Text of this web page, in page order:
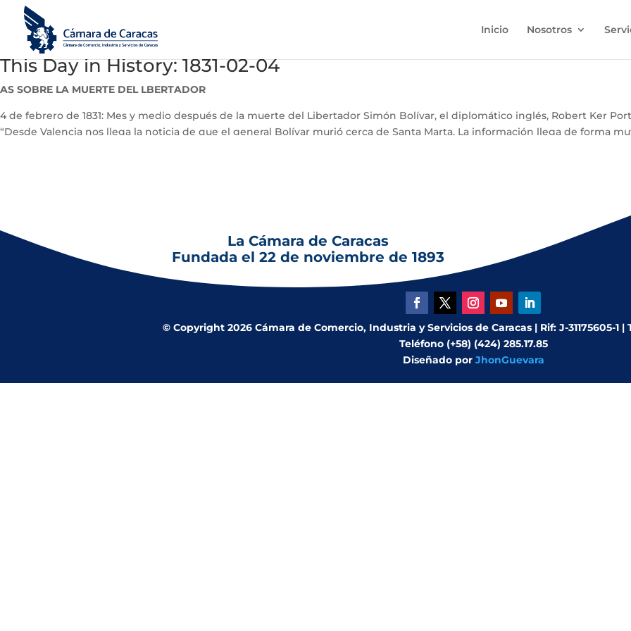
Inicio Nosotros
This Day in History: 1831-02-04
AS SOBRE LA MUERTE DEL LBERTADOR
4 de febrero de 1831: Mes y medio después de la muerte del Libertador Simón Bolívar, el diplomático inglés, Robert Ker
“Desde Valencia nos llega la noticia de que el general Bolívar murió cerca de Santa Marta. La información llega de forma
La Cámara de Caracas
Fundada el 22 de noviembre de 1893
© Copyright 2026 Cámara de Comercio, Industria y Servicios de Caracas | Rif: J-31175605-1
Teléfono (+58) (424) 285.17.85
Diseñado por JhonGuevara